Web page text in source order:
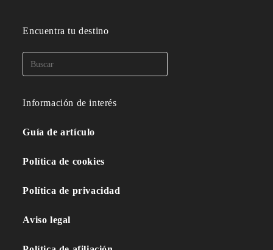
Encuentra tu destino
Información de interés
Guía de artículo
Política de cookies
Política de privacidad
Aviso legal